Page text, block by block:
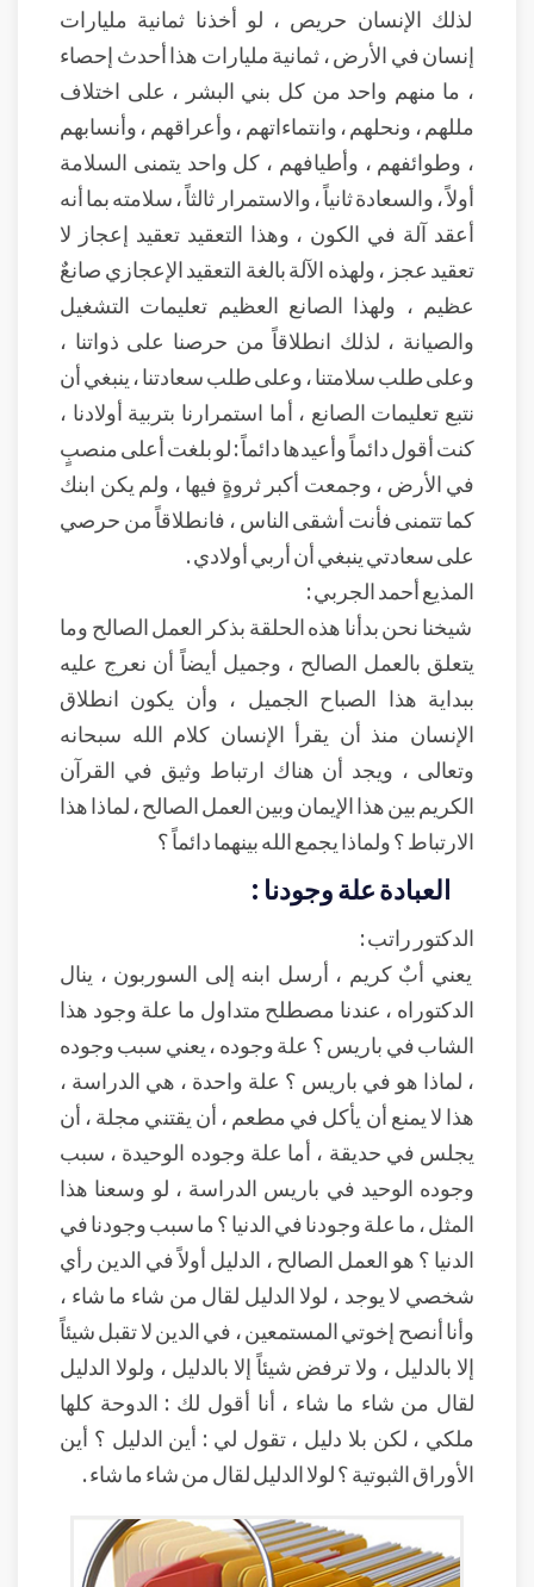
لذلك الإنسان حريص ، لو أخذنا ثمانية مليارات
إنسان في الأرض ، ثمانية مليارات هذا أحدث إحصاء
، ما منهم واحد من كل بني البشر ، على اختلاف
مللهم ، ونحلهم ، وانتماءاتهم ، وأعراقهم ، وأنسابهم
، وطوائفهم ، وأطيافهم ، كل واحد يتمنى السلامة
أولاً ، والسعادة ثانياً ، والاستمرار ثالثاً ، سلامته بما أنه
أعقد آلة في الكون ، وهذا التعقيد تعقيد إعجاز لا
تعقيد عجز ، ولهذه الآلة بالغة التعقيد الإعجازي صانعٌ
عظيم ، ولهذا الصانع العظيم تعليمات التشغيل
والصيانة ، لذلك انطلاقاً من حرصنا على ذواتنا ،
وعلى طلب سلامتنا ، وعلى طلب سعادتنا ، ينبغي أن
نتبع تعليمات الصانع ، أما استمرارنا بتربية أولادنا ،
كنت أقول دائماً وأعيدها دائماً : لو بلغت أعلى منصبٍ
في الأرض ، وجمعت أكبر ثروةٍ فيها ، ولم يكن ابنك
كما تتمنى فأنت أشقى الناس ، فانطلاقاً من حرصي
على سعادتي ينبغي أن أربي أولادي .
المذيع أحمد الجربي :
شيخنا نحن بدأنا هذه الحلقة بذكر العمل الصالح وما
يتعلق بالعمل الصالح ، وجميل أيضاً أن نعرج عليه
ببداية هذا الصباح الجميل ، وأن يكون انطلاق
الإنسان منذ أن يقرأ الإنسان كلام الله سبحانه
وتعالى ، ويجد أن هناك ارتباط وثيق في القرآن
الكريم بين هذا الإيمان وبين العمل الصالح ، لماذا هذا
الارتباط ؟ ولماذا يجمع الله بينهما دائماً ؟
العبادة علة وجودنا :
الدكتور راتب :
يعني أبٌ كريم ، أرسل ابنه إلى السوربون ، ينال
الدكتوراه ، عندنا مصطلح متداول ما علة وجود هذا
الشاب في باريس ؟ علة وجوده ، يعني سبب وجوده
، لماذا هو في باريس ؟ علة واحدة ، هي الدراسة ،
هذا لا يمنع أن يأكل في مطعم ، أن يقتني مجلة ، أن
يجلس في حديقة ، أما علة وجوده الوحيدة ، سبب
وجوده الوحيد في باريس الدراسة ، لو وسعنا هذا
المثل ، ما علة وجودنا في الدنيا ؟ ما سبب وجودنا في
الدنيا ؟ هو العمل الصالح ، الدليل أولاً في الدين رأي
شخصي لا يوجد ، لولا الدليل لقال من شاء ما شاء ،
وأنا أنصح إخوتي المستمعين ، في الدين لا تقبل شيئاً
إلا بالدليل ، ولا ترفض شيئاً إلا بالدليل ، ولولا الدليل
لقال من شاء ما شاء ، أنا أقول لك : الدوحة كلها
ملكي ، لكن بلا دليل ، تقول لي : أين الدليل ؟ أين
الأوراق الثبوتية ؟ لولا الدليل لقال من شاء ما شاء .